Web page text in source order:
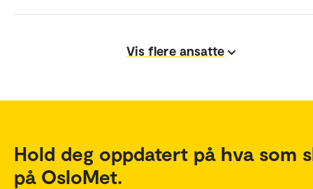
Vis flere ansatte
Hold deg oppdatert på hva som
på OsloMet.